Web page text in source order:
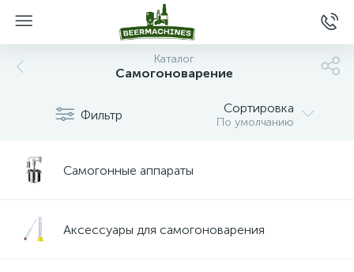
Каталог
Самогоноварение
Фильтр Сортировка
По умолчанию
Самогонные аппараты
Аксессуары для самогоноварения